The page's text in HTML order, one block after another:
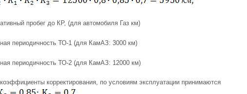
пробег до КР, (для автомобиля Газ км)
периодичность ТО-1 (для КамАЗ: 3000 км)
периодичность ТО-2 (для КамАЗ: 12000 км)
корректирования, по условиям эксплуатации принимаются